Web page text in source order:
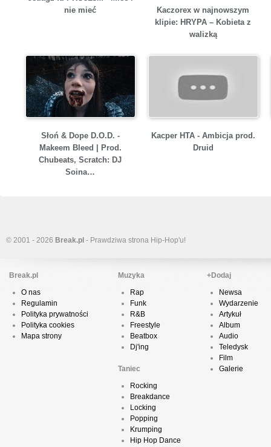
nie mieć
Kaczorex w najnowszym
klipie: HRYPA – Kobieta z
walizką
Słoń & Dope D.O.D. -
Makeem Bleed | Prod.
Chubeats, Scratch: DJ
Soina…
Kacper HTA - Ambicja prod.
Druid
© 2001 - 2026 Break.pl - Prawdziwa strona Hip-Hop'u!
Break.pl
O nas
Regulamin
Polityka prywatności
Polityka cookies
Mapa strony
Muzyka
Rap
Funk
R&B
Freestyle
Beatbox
Dj'ing
Taniec
Rocking
Breakdance
Locking
Popping
Krumping
Hip Hop Dance
+Dodaj
Newsa
Wydarzenie
Artykuł
Album
Audio
Teledysk
Film
Galerie